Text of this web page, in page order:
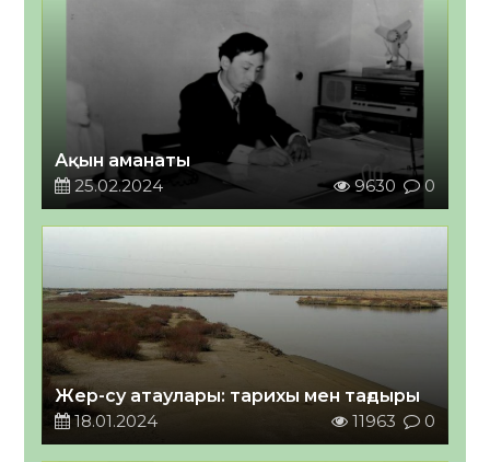
Ақын аманаты
25.02.2024
9630 0
Жер-су атаулары: тарихы мен тағдыры
18.01.2024
11963 0